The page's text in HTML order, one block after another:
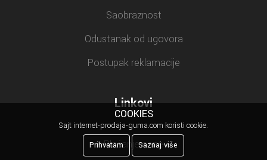
Saobraznost
Odustanak od ugovora
Postupak reklamacije
Linkovi
Plaćanje cene
COOKIES
Sajt internet-prodaja-guma.com koristi cookie.
Prihvatam
Saznaj više